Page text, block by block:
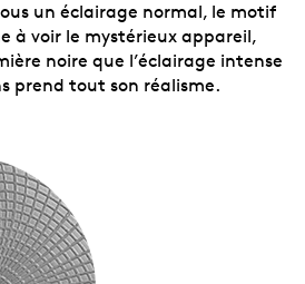
un éclairage normal, le motif
à voir le mystérieux appareil,
noire que l’éclairage intense
prend tout son réalisme.